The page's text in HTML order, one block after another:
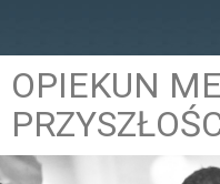
OPIEKUN